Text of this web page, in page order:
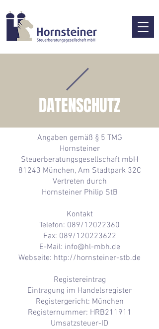
DATENSCHUTZ
Angaben gemäß § 5 TMG
Hornsteiner
Steuerberatungsgesellschaft mbH
81243 München, Am Stadtpark 32C
Vertreten durch
Hornsteiner Philip StB
Kontakt
Telefon: 089/12022360
Fax: 089/120223622
E-Mail: info@hl-mbh.de
Webseite: http://hornsteiner-stb.de
Registereintrag
Eintragung im Handelsregister
Registergericht: München
Registernummer: HRB211911
Umsatzsteuer-ID